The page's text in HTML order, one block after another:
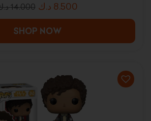
14.000
8.500 د.ك
SHOP NOW